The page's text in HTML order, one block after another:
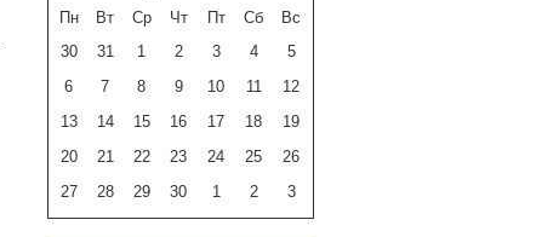
Пн Вт Ср Чт Пт Сб
Вс
30
31 1 2 3 4
5
6
7 8 9 10 11
12
13
14 15 16 17 18
19
20
21 22 23 24 25
26
27
28 29 30 1 2 3